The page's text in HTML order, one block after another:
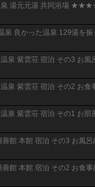
泉 湯元元湯 共同浴場
泉 良かった温泉 129湯を振
温泉 紫雲荘 宿泊 その3 お風
温泉 紫雲荘 宿泊 その2 お食
温泉 紫雲荘 宿泊 その1
善館 本館 宿泊 その3 お風呂
善館 本館 宿泊 その2 お食事